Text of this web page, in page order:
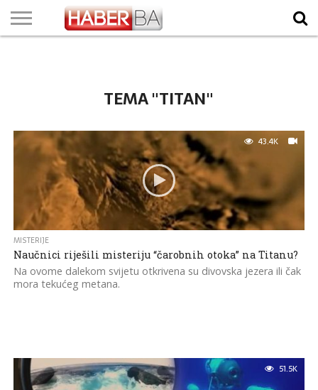
TEMA "TITAN"
43.4K
MISTERIJE
Naučnici riješili misteriju “čarobnih otoka” na Titanu?
Na ovome dalekom svijetu otkrivena su divovska jezera ili čak
mora tekućeg metana.
51.5K